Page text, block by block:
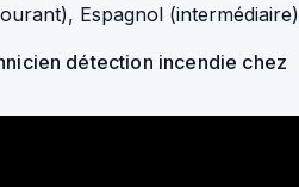
Espagnol (intermédiaire)
détection incendie chez